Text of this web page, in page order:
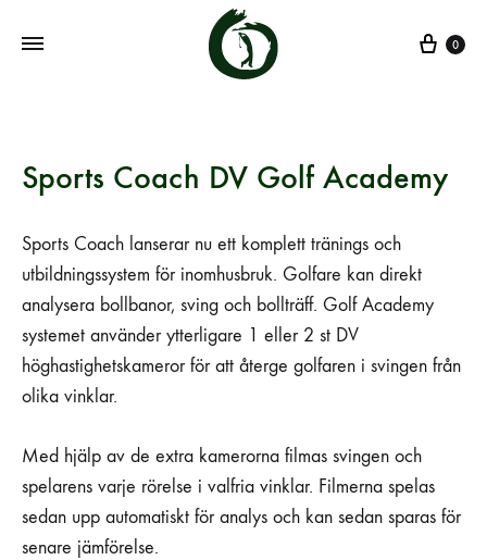
0
Sports Coach DV Golf Academy
Sports Coach lanserar nu ett komplett tränings och
utbildningssystem för inomhusbruk. Golfare kan direkt
analysera bollbanor, sving och bollträff. Golf Academy
systemet använder ytterligare 1 eller 2 st DV
höghastighetskameror för att återge golfaren i svingen från
olika vinklar.
Med hjälp av de extra kamerorna filmas svingen och
spelarens varje rörelse i valfria vinklar. Filmerna spelas
sedan upp automatiskt för analys och kan sedan sparas för
senare jämförelse.